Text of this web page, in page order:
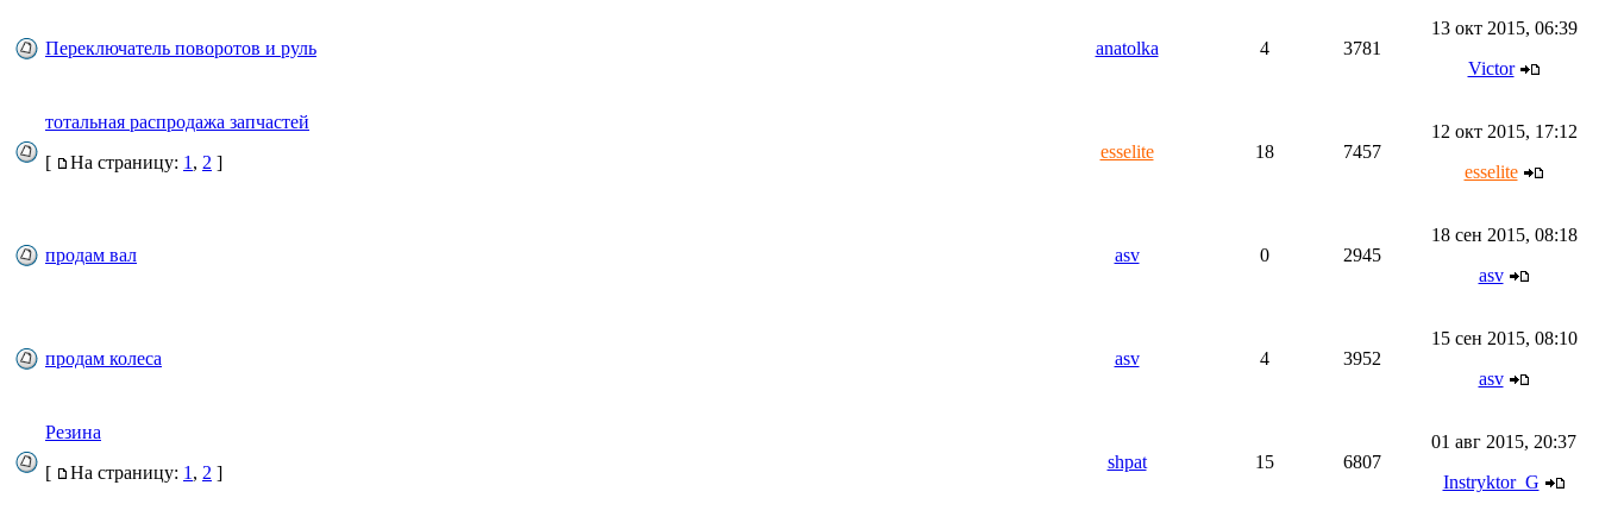
Переключатель поворотов и руль anatolka 4 3781
13 окт 2015, 06:39
Victor
тотальная распродажа запчастей
[
На страницу: 1 , 2 ]
esselite 18 7457
12 окт 2015, 17:12
esselite
продам вал asv 0 2945
18 сен 2015, 08:18
asv
продам колеса asv 4 3952
15 сен 2015, 08:10
asv
Резина
[
На страницу: 1 , 2 ]
shpat 15 6807
01 авг 2015, 20:37
Instryktor_G